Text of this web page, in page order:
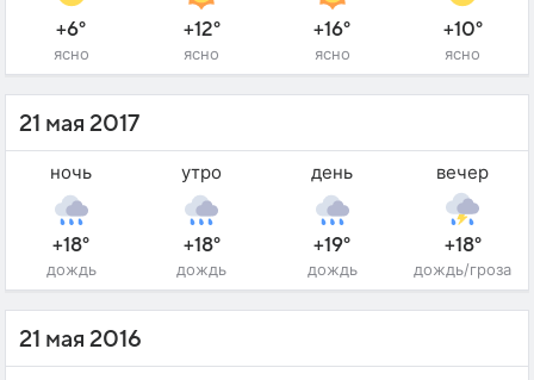
+6°
ясно
+12°
ясно
+16°
ясно
+10°
ясно
21 мая 2017
ночь
+18°
дождь
утро
+18°
дождь
день
+19°
дождь
вечер
+18°
дождь/гроза
21 мая 2016